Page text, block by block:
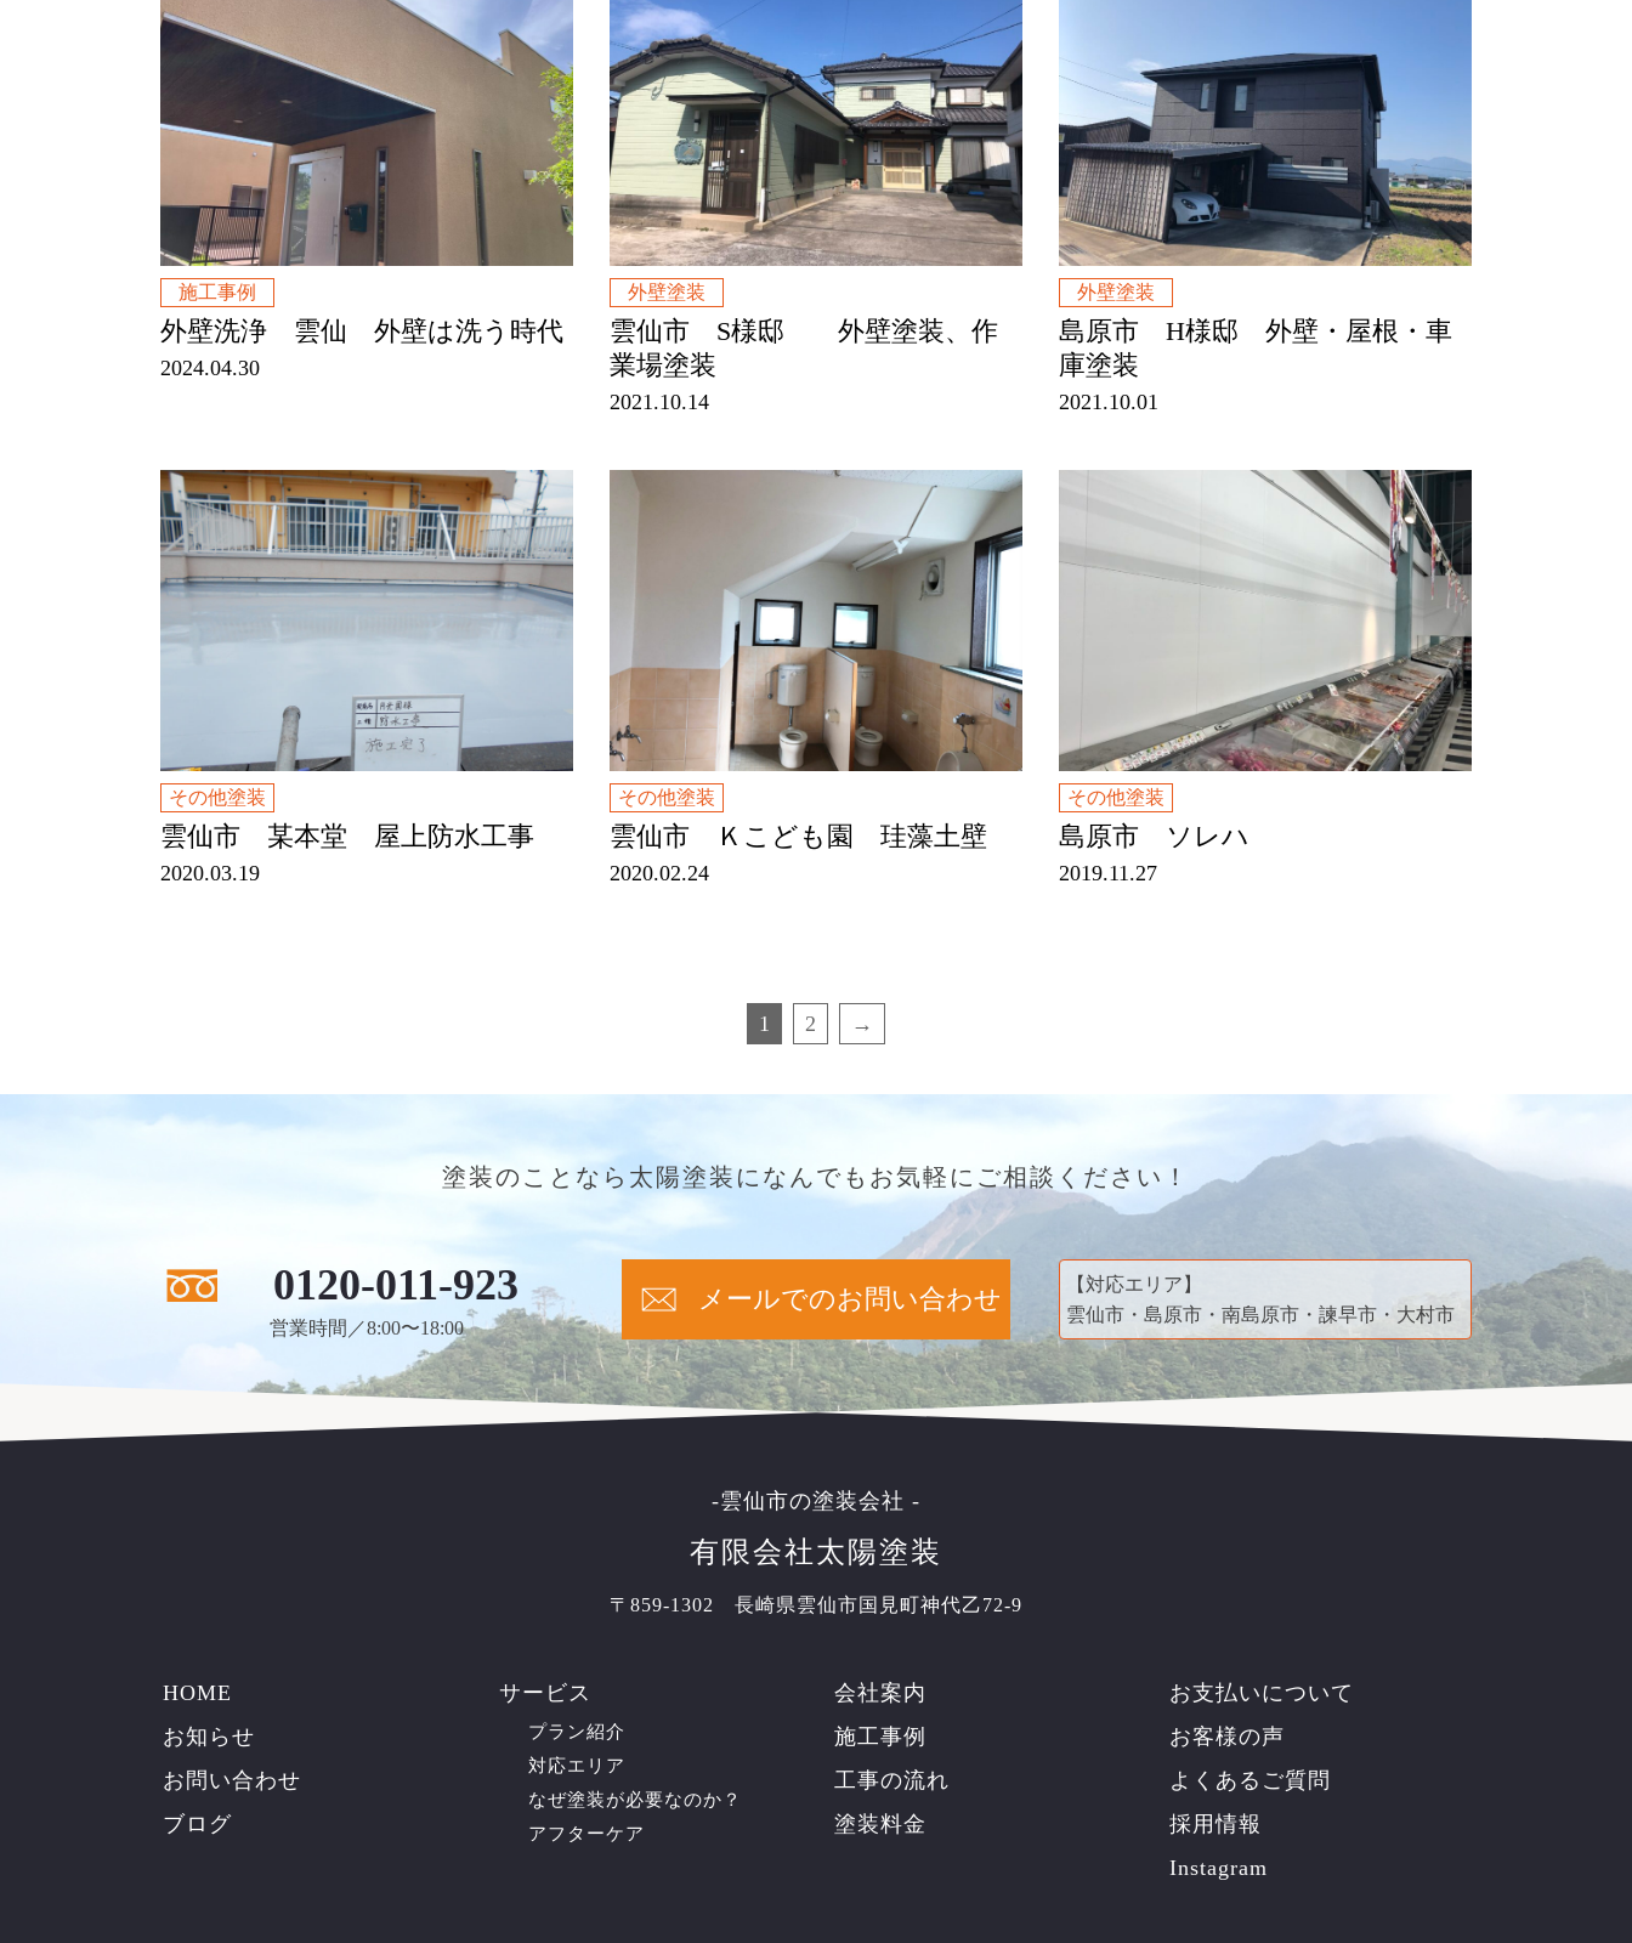
施工事例
外壁洗浄 雲仙 外壁は洗う時代
2024.04.30
外壁塗装
雲仙市 S様邸 外壁塗装、作
業場塗装
2021.10.14
外壁塗装
島原市 H様邸 外壁・屋根・車
庫塗装
2021.10.01
その他塗装
雲仙市 某本堂 屋上防水工事
2020.03.19
その他塗装
雲仙市 Ｋこども園 珪藻土壁
2020.02.24
その他塗装
島原市 ソレハ
2019.11.27
1 2 →
塗装のことなら太陽塗装になんでもお気軽にご相談ください！
0120-011-923
営業時間／8:00〜18:00
メールでのお問い合わせ
【対応エリア】
雲仙市・島原市・南島原市・諫早市・大村市
-雲仙市の塗装会社 -
有限会社太陽塗装
〒859-1302 長崎県雲仙市国見町神代乙72-9
HOME
お知らせ
お問い合わせ
ブログ
サービス
プラン紹介
対応エリア
なぜ塗装が必要なのか？
アフターケア
会社案内
施工事例
工事の流れ
塗装料金
お支払いについて
お客様の声
よくあるご質問
採用情報
Instagram